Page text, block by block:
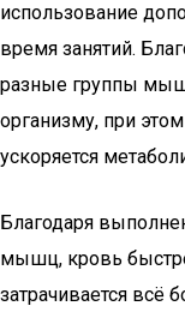
использование
время занятий.
разные группы
организму, при
ускоряется
Благодаря
мышц, кровь
затрачивается всё